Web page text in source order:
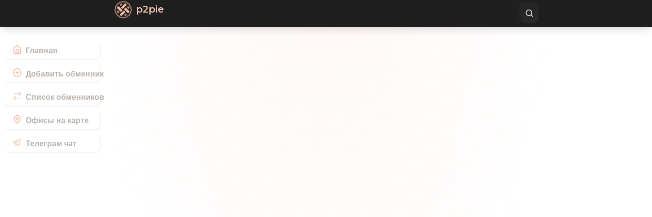
Главная
Добавить обменник
Список обменников
Офисы на карте
Телеграм чат
p2pie